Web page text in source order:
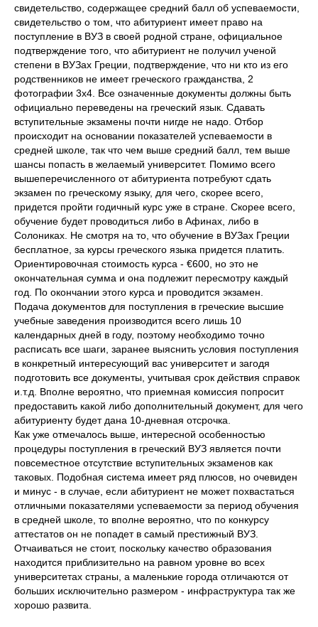
свидетельство, содержащее средний балл об успеваемости,
свидетельство о том, что абитуриент имеет право на
поступление в ВУЗ в своей родной стране, официальное
подтверждение того, что абитуриент не получил ученой
степени в ВУЗах Греции, подтверждение, что ни кто из его
родственников не имеет греческого гражданства, 2
фотографии 3х4. Все означенные документы должны быть
официально переведены на греческий язык. Сдавать
вступительные экзамены почти нигде не надо. Отбор
происходит на основании показателей успеваемости в
средней школе, так что чем выше средний балл, тем выше
шансы попасть в желаемый университет. Помимо всего
вышеперечисленного от абитуриента потребуют сдать
экзамен по греческому языку, для чего, скорее всего,
придется пройти годичный курс уже в стране. Скорее всего,
обучение будет проводиться либо в Афинах, либо в
Солониках. Не смотря на то, что обучение в ВУЗах Греции
бесплатное, за курсы греческого языка придется платить.
Ориентировочная стоимость курса - €600, но это не
окончательная сумма и она подлежит пересмотру каждый
год. По окончании этого курса и проводится экзамен.
Подача документов для поступления в греческие высшие
учебные заведения производится всего лишь 10
календарных дней в году, поэтому необходимо точно
расписать все шаги, заранее выяснить условия поступления
в конкретный интересующий вас университет и загодя
подготовить все документы, учитывая срок действия справок
и.т.д. Вполне вероятно, что приемная комиссия попросит
предоставить какой либо дополнительный документ, для чего
абитуриенту будет дана 10-дневная отсрочка.
Как уже отмечалось выше, интересной особенностью
процедуры поступления в греческий ВУЗ является почти
повсеместное отсутствие вступительных экзаменов как
таковых. Подобная система имеет ряд плюсов, но очевиден
и минус - в случае, если абитуриент не может похвастаться
отличными показателями успеваемости за период обучения
в средней школе, то вполне вероятно, что по конкурсу
аттестатов он не попадет в самый престижный ВУЗ.
Отчаиваться не стоит, поскольку качество образования
находится приблизительно на равном уровне во всех
университетах страны, а маленькие города отличаются от
больших исключительно размером - инфраструктура так же
хорошо развита.